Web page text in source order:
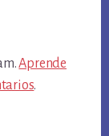
Aprende
.